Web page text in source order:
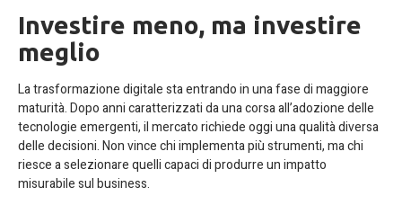
Investire meno, ma investire
meglio
La trasformazione digitale sta entrando in una fase di maggiore
maturità. Dopo anni caratterizzati da una corsa all’adozione delle
tecnologie emergenti, il mercato richiede oggi una qualità diversa
delle decisioni. Non vince chi implementa più strumenti, ma chi
riesce a selezionare quelli capaci di produrre un impatto
misurabile sul business.